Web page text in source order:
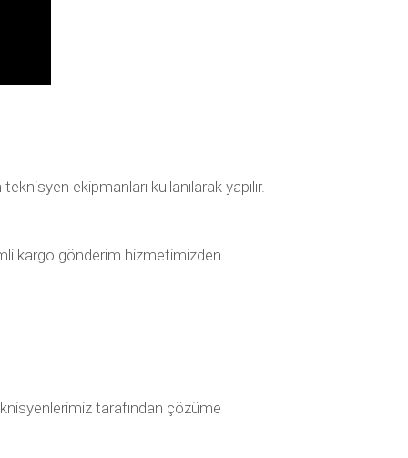
ekipmanları kullanılarak yapılır.
kargo gönderim hizmetimizden
tarafından çözüme